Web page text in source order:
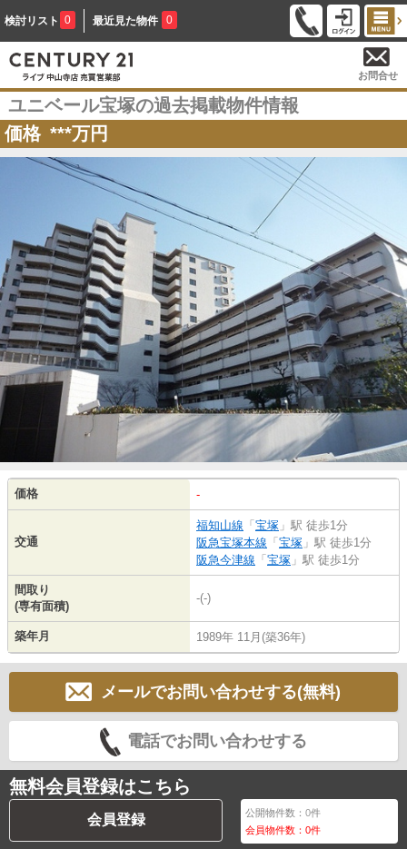
検討リスト 0 最近見た物件 0
お問合せ
ユニベール宝塚の過去掲載物件情報
価格 ***万円
価格 -
交通
福知山線 「 宝塚 」駅 徒歩1分
阪急宝塚本線 「 宝塚 」駅 徒歩1分
阪急今津線 「 宝塚 」駅 徒歩1分
間取り
(専有面積)
-(-)
築年月 1989年 11月(築36年)
メールでお問い合わせする(無料)
電話でお問い合わせする
無料会員登録はこちら
会員登録 公開物件数：0件
会員物件数：0件